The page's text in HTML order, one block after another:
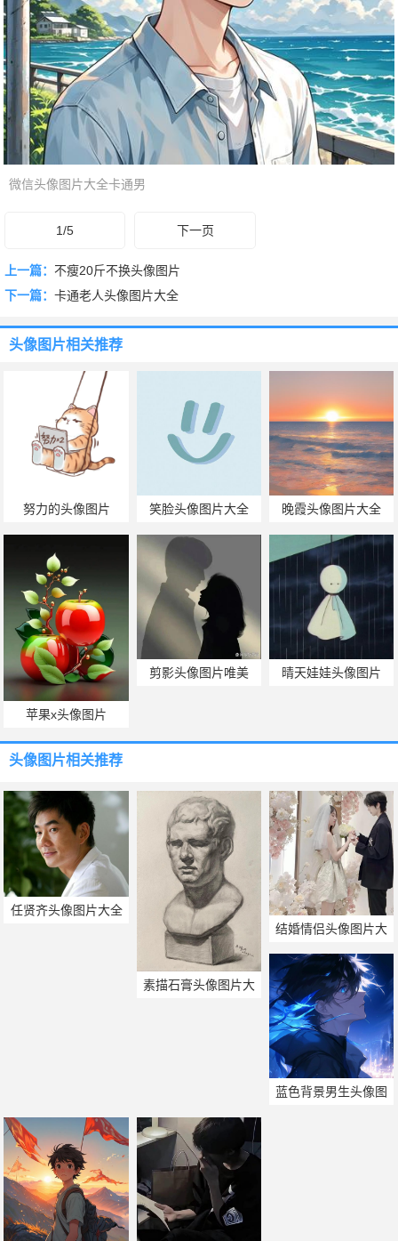
微信头像图片大全卡通男
1/5 下一页
上一篇： 不瘦20斤不换头像图片
下一篇： 卡通老人头像图片大全
头像图片相关推荐
努力的头像图片 笑脸头像图片大全 晚霞头像图片大全
苹果x头像图片
剪影头像图片唯美 晴天娃娃头像图片
头像图片相关推荐
任贤齐头像图片大全
素描石膏头像图片大
结婚情侣头像图片大
全
蓝色背景男生头像图